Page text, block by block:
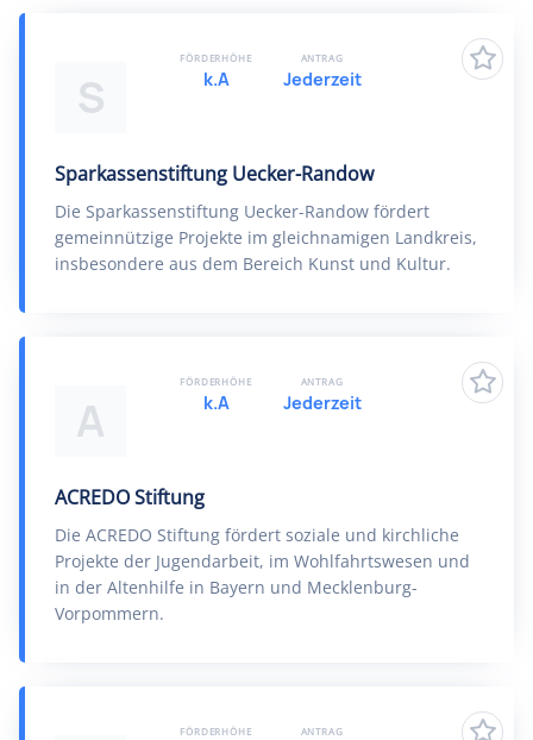
S
Sparkassenstiftung Uecker-Randow
Die Sparkassenstiftung Uecker-Randow fördert
gemeinnützige Projekte im gleichnamigen Landkreis,
insbesondere aus dem Bereich Kunst und Kultur.
FÖRDERHÖHE
k.A
ANTRAG
Jederzeit
A
ACREDO Stiftung
Die ACREDO Stiftung fördert soziale und kirchliche
Projekte der Jugendarbeit, im Wohlfahrtswesen und
in der Altenhilfe in Bayern und Mecklenburg-
Vorpommern.
FÖRDERHÖHE
k.A
ANTRAG
Jederzeit
FÖRDERHÖHE ANTRAG